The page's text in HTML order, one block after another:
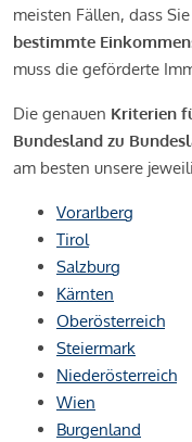
meisten Fällen, dass
bestimmte
muss die geförderte
Die genauen Kriterien
Bundesland zu
am besten unsere
Vorarlberg
Tirol
Salzburg
Kärnten
Oberösterreich
Steiermark
Niederösterreich
Wien
Burgenland